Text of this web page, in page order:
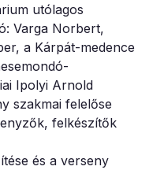
utólagos
Varga Norbert,
a Kárpát-medence
Ipolyi Arnold
szakmai felelőse
felkészítők
és a verseny